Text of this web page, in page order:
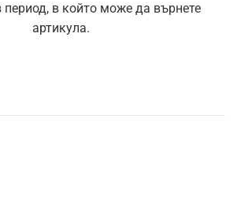
период, в който може да върнете
артикула.